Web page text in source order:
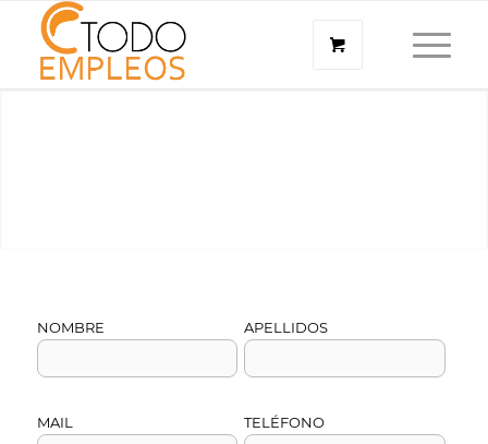
NOMBRE APELLIDOS
MAIL TELÉFONO